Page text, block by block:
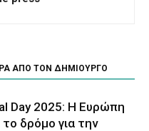
ΑΠΟ ΤΟΝ ΔΗΜΙΟΥΡΓΟ
Day 2025: Η Ευρώπη
το δρόμο για την